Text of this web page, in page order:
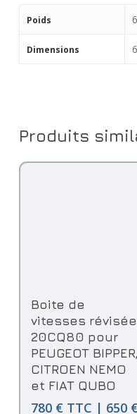
Poids
Dimensions
Produits
Boite de
vitesses révisée
20CQ80 pour
PEUGEOT BIPPER,
CITROEN NEMO
et FIAT QUBO
780 € TTC | 650